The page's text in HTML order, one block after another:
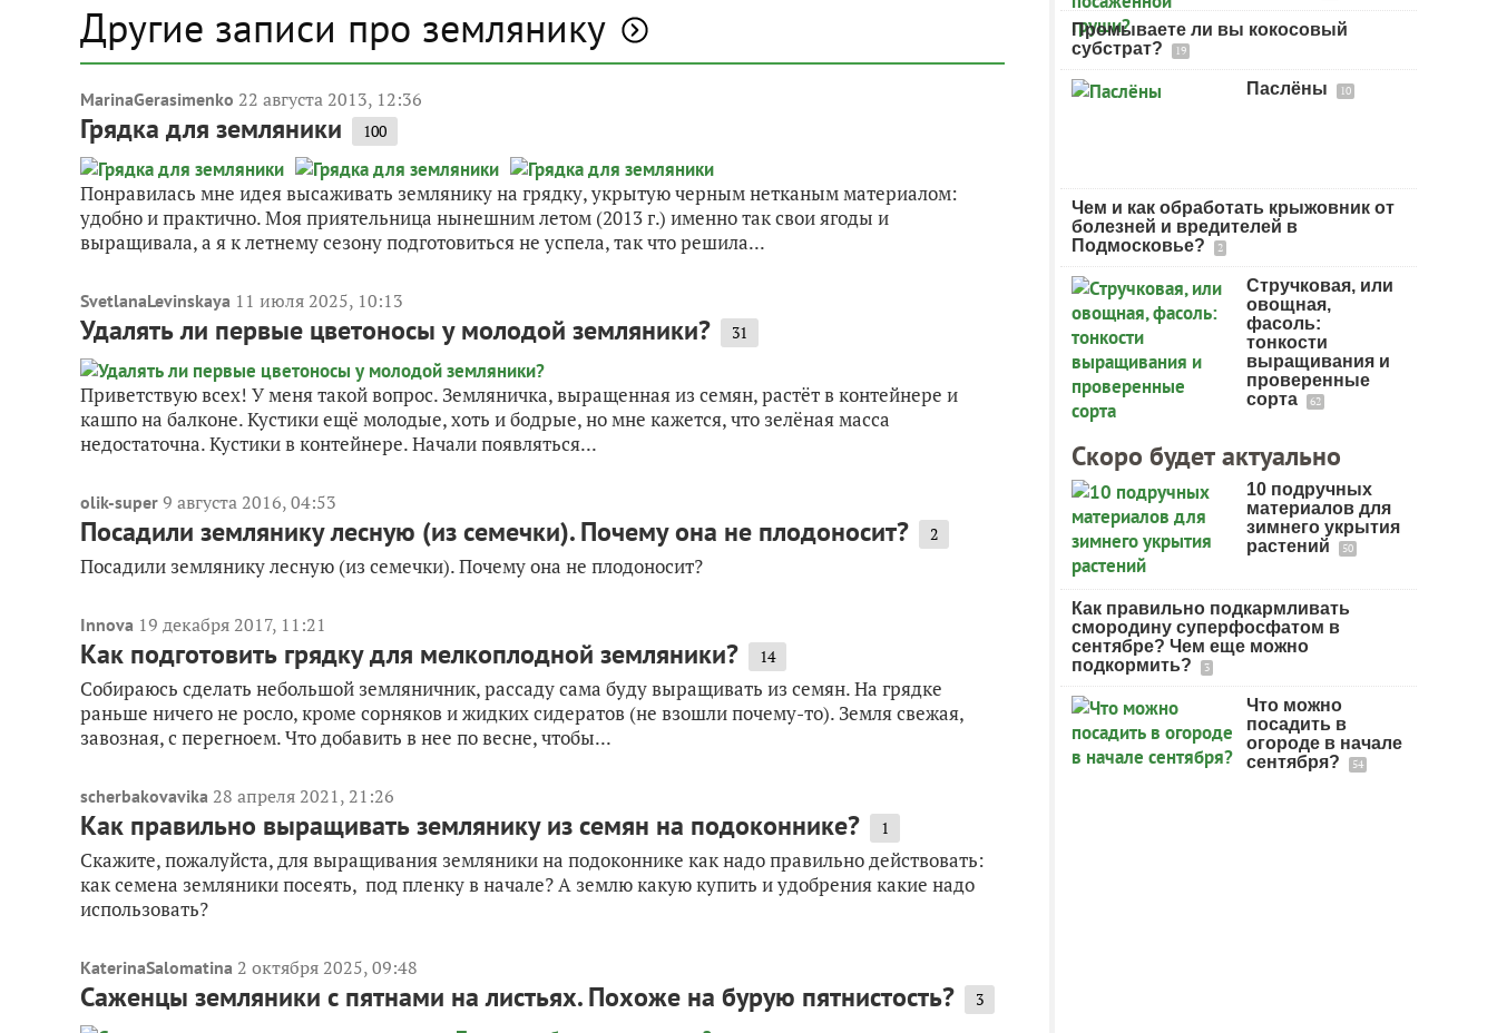
Другие записи про землянику
MarinaGerasimenko 22 августа 2013, 12:36
Грядка для земляники 100
Понравилась мне идея высаживать землянику на грядку, укрытую черным нетканым материалом:
удобно и практично. Моя приятельница нынешним летом (2013 г.) именно так свои ягоды и
выращивала, а я к летнему сезону подготовиться не успела, так что решила...
SvetlanaLevinskaya 11 июля 2025, 10:13
Удалять ли первые цветоносы у молодой земляники? 31
Приветствую всех! У меня такой вопрос. Земляничка, выращенная из семян, растёт в контейнере и
кашпо на балконе. Кустики ещё молодые, хоть и бодрые, но мне кажется, что зелёная масса
недостаточна. Кустики в контейнере. Начали появляться...
olik-super 9 августа 2016, 04:53
Посадили землянику лесную (из семечки). Почему она не плодоносит? 2
Посадили землянику лесную (из семечки). Почему она не плодоносит?
Innova 19 декабря 2017, 11:21
Как подготовить грядку для мелкоплодной земляники? 14
Собираюсь сделать небольшой земляничник, рассаду сама буду выращивать из семян. На грядке
раньше ничего не росло, кроме сорняков и жидких сидератов (не взошли почему-то). Земля свежая,
завозная, с перегноем. Что добавить в нее по весне, чтобы...
scherbakovavika 28 апреля 2021, 21:26
Как правильно выращивать землянику из семян на подоконнике? 1
Скажите, пожалуйста, для выращивания земляники на подоконнике как надо правильно действовать:
как семена земляники посеять, под пленку в начале? А землю какую купить и удобрения какие надо
использовать?
KaterinaSalomatina 2 октября 2025, 09:48
Саженцы земляники с пятнами на листьях. Похоже на бурую пятнистость? 3
Промываете ли вы кокосовый
субстрат?
19
Паслёны 10
Чем и как обработать крыжовник от
болезней и вредителей в
Подмосковье?
2
Стручковая, или
овощная,
фасоль:
тонкости
выращивания и
проверенные
сорта
62
Скоро будет актуально
10 подручных
материалов для
зимнего укрытия
растений
50
Как правильно подкармливать
смородину суперфосфатом в
сентябре? Чем еще можно
подкормить?
3
Что можно
посадить в
огороде в начале
сентября?
54